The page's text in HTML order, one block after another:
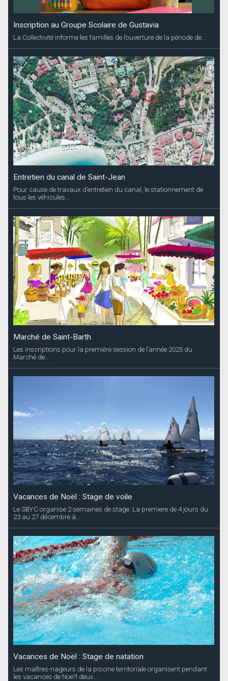
Inscription au Groupe Scolaire de Gustavia
La Collectivité informe les familles de l’ouverture de la période de...
Entretien du canal de Saint-Jean
Pour cause de travaux d’entretien du canal, le stationnement de
tous les véhicules...
Marché de Saint-Barth
Les inscriptions pour la première session de l’année 2025 du
Marché de...
Vacances de Noël : Stage de voile
Le SBYC organise 2 semaines de stage. La premiere de 4 jours du
23 au 27 décembre à...
Vacances de Noël : Stage de natation
Les maîtres-nageurs de la piscine territoriale organisent pendant
les vacances de Noe?l deux...